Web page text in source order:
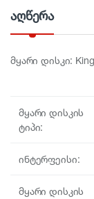
აღწერა
მყარი დისკი:
მყარი დისკის
ტიპი:
ინტერფეისი:
მყარი დისკის